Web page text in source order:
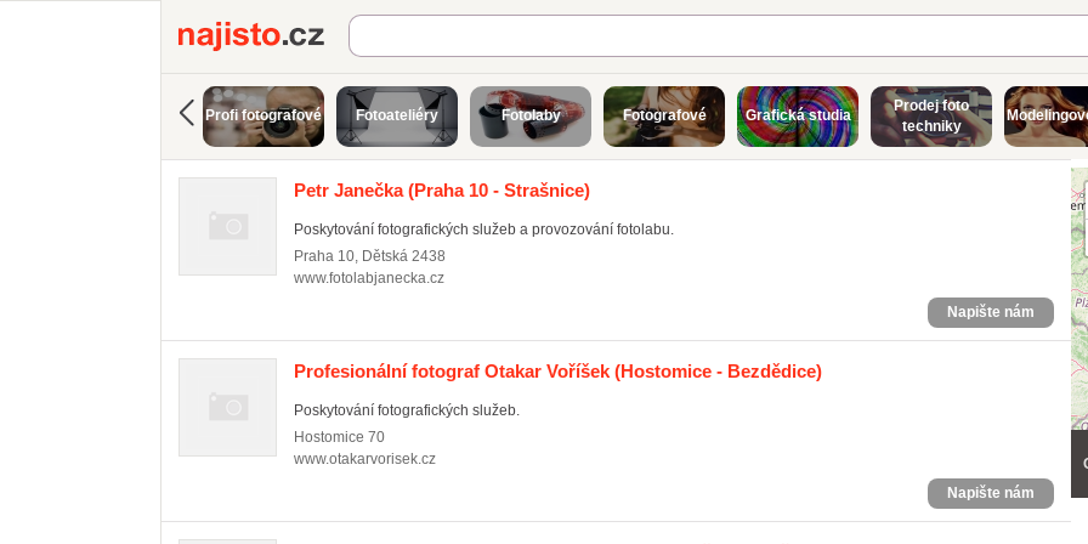
Najisto.cz
Profi fotografové Fotoateliéry Fotolaby Fotografové Grafická studia
Prodej foto
techniky
Petr Janečka(Praha 10 - Strašnice)
Poskytování fotografických služeb a provozování fotolabu.
Praha 10, Dětská 2438
www.fotolabjanecka.cz
Napište nám
Profesionální fotograf Otakar Voříšek (Hostomice - Bezdědice)
Poskytování fotografických služeb.
Hostomice 70
www.otakarvorisek.cz
Napište nám